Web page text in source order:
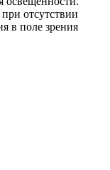
отсутствии
в поле зрения